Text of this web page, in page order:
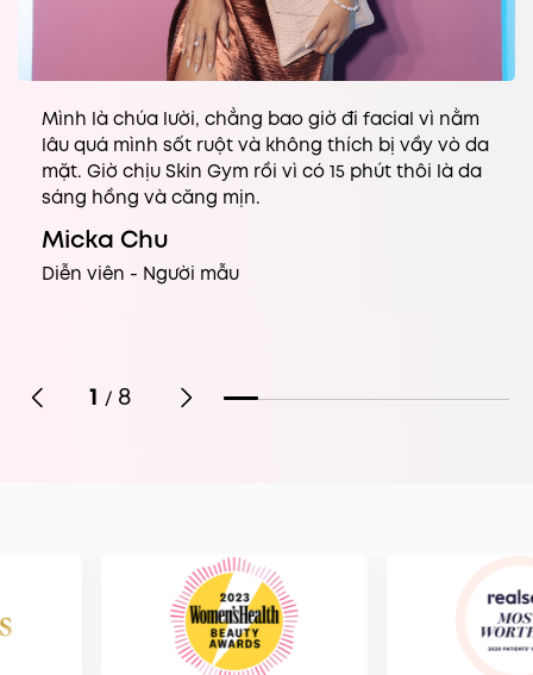
Mình là chúa lười, chẳng bao giờ đi facial vì nằm
lâu quá mình sốt ruột và không thích bị vầy vò da
mặt. Giờ chịu Skin Gym rồi vì có 15 phút thôi là da
sáng hồng và căng mịn.
Micka Chu
Diễn viên - Người mẫu
1 / 8